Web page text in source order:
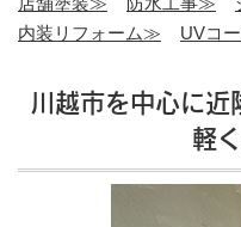
内装リフォーム≫
UVコ
川越市を中心に
軽